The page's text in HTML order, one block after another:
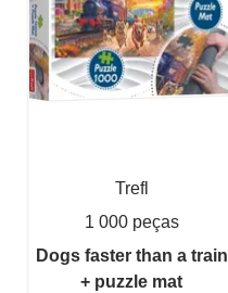
Trefl
1 000 peças
Dogs faster than a train
+ puzzle mat